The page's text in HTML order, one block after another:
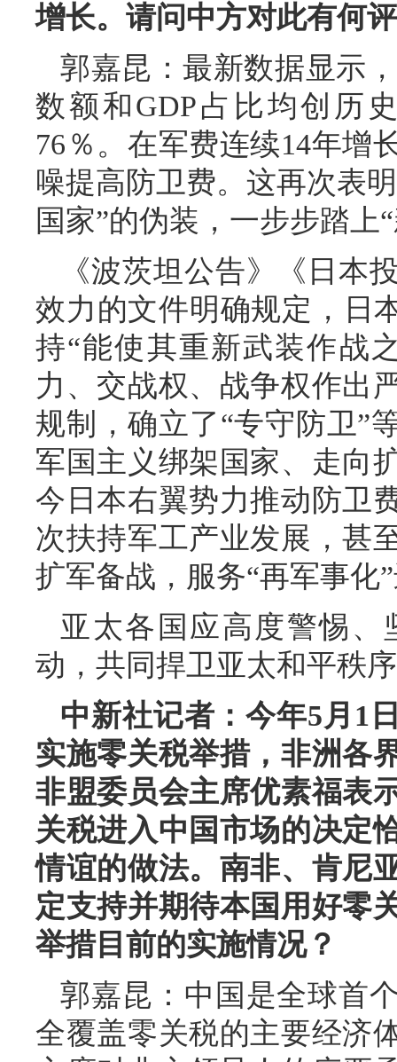
增长。请问中方对此有何
郭嘉昆：最新数据显示
数额和GDP占比均创历
76％。在军费连续14年增
噪提高防卫费。这再次表
国家”的伪装，一步步踏上
《波茨坦公告》《日本
效力的文件明确规定，日
持“能使其重新武装作战
力、交战权、战争权作出
规制，确立了“专守防卫”
军国主义绑架国家、走向
今日本右翼势力推动防卫
次扶持军工产业发展，甚
扩军备战，服务“再军事化
亚太各国应高度警惕、
动，共同捍卫亚太和平秩
中新社记者：今年5月1
实施零关税举措，非洲各
非盟委员会主席优素福表
关税进入中国市场的决定
情谊的做法。南非、肯尼
定支持并期待本国用好零
举措目前的实施情况？
郭嘉昆：中国是全球首
全覆盖零关税的主要经济